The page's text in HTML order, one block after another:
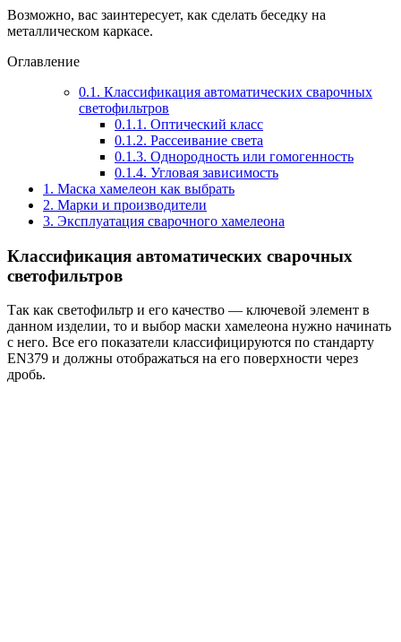
Возможно, вас заинтересует, как сделать беседку на
металлическом каркасе.
Оглавление
0.1. Классификация автоматических сварочных
светофильтров
0.1.1. Оптический класс
0.1.2. Рассеивание света
0.1.3. Однородность или гомогенность
0.1.4. Угловая зависимость
1. Маска хамелеон как выбрать
2. Марки и производители
3. Эксплуатация сварочного хамелеона
Классификация автоматических сварочных
светофильтров
Так как светофильтр и его качество — ключевой элемент в
данном изделии, то и выбор маски хамелеона нужно начинать
с него. Все его показатели классифицируются по стандарту
EN379 и должны отображаться на его поверхности через
дробь.